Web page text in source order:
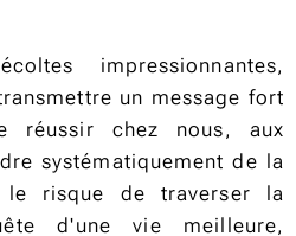
impressionnantes,
un message fort
chez nous, aux
systématiquement de la
risque de traverser la
d'une vie meilleure,